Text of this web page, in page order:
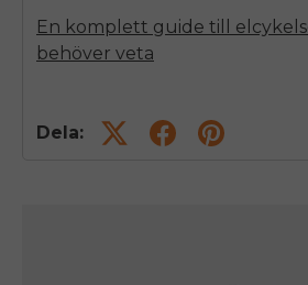
En komplett guide till
behöver veta
Dela: